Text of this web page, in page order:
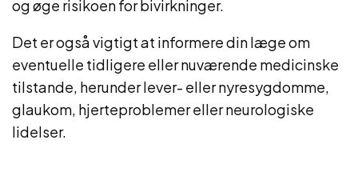
og øge risikoen for bivirkninger.
Det er også vigtigt at informere din læge om
eventuelle tidligere eller nuværende medicinske
tilstande, herunder lever- eller nyresygdomme,
glaukom, hjerteproblemer eller neurologiske
lidelser.